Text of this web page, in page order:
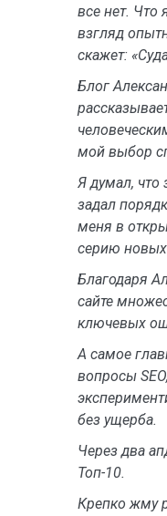
все нет. Что
взгляд
скажет:
Блог
мой выбор
Я думал, что
задал
меня в
серию
Благодаря
сайте
ключевых
А самое
вопросы
без ущерба.
Через два
Топ-10.
Крепко жму